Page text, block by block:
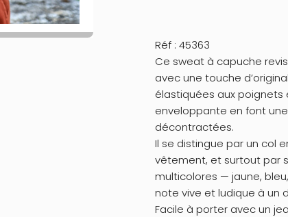
Réf : 45363
Ce sweat à capuche
avec une touche
élastiquées aux poignets
enveloppante en font
décontractées.
Il se distingue par un col
vêtement, et surtout par
multicolores — jaune,
note vive et ludique à un
Facile à porter avec un